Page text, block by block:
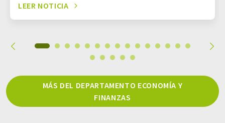
LEER NOTICIA
MÁS DEL DEPARTAMENTO ECONOMÍA Y
FINANZAS